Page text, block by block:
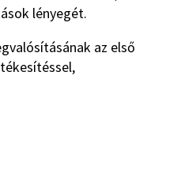
lényegét.
az első